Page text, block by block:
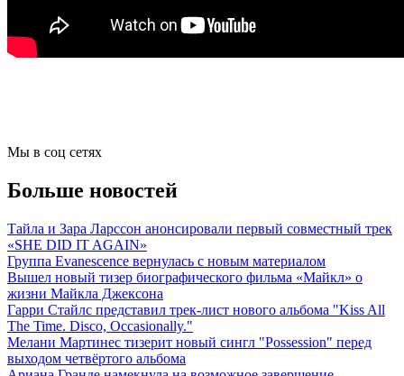
Мы в соц сетях
Больше новостей
Тайла и Зара Ларссон анонсировали первый совместный трек
«SHE DID IT AGAIN»
Группа Evanescence вернулась с новым материалом
Вышел новый тизер биографического фильма «Майкл» о
жизни Майкла Джексона
Гарри Стайлс представил трек-лист нового альбома "Kiss All
The Time. Disco, Occasionally."
Мелани Мартинес тизерит новый сингл "Possession" перед
выходом четвёртого альбома